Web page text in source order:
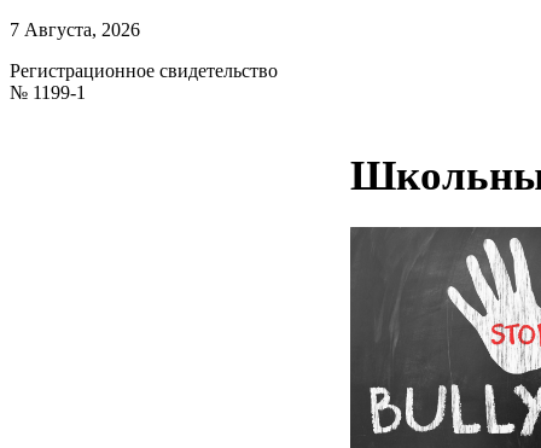
7 Августа, 2026
Регистрационное свидетельство
№ 1199-1